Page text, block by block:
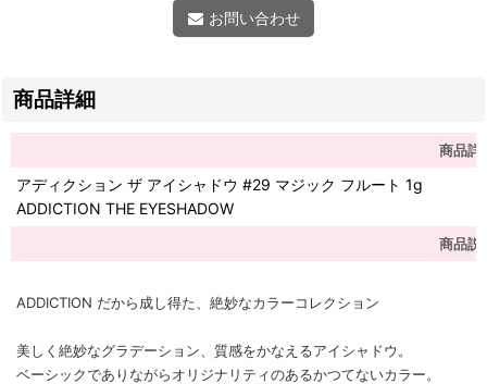
お問い合わせ
商品詳細
商品詳
アディクション ザ アイシャドウ #29 マジック フルート 1g
ADDICTION THE EYESHADOW
商品説
ADDICTION だから成し得た、絶妙なカラーコレクション
美しく絶妙なグラデーション、質感をかなえるアイシャドウ。
ベーシックでありながらオリジナリティのあるかつてないカラー。